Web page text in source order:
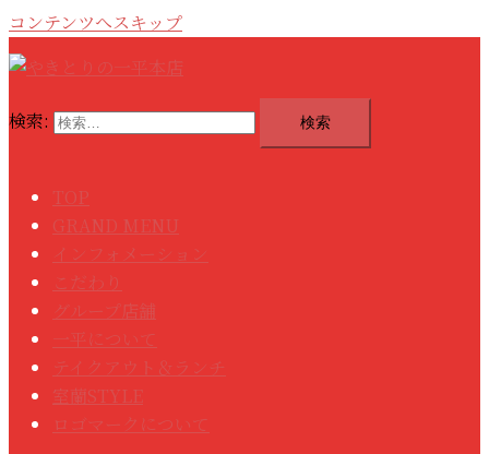
コンテンツへスキップ
検索:
TOP
GRAND MENU
インフォメーション
こだわり
グループ店舗
一平について
テイクアウト＆ランチ
室蘭STYLE
ロゴマークについて